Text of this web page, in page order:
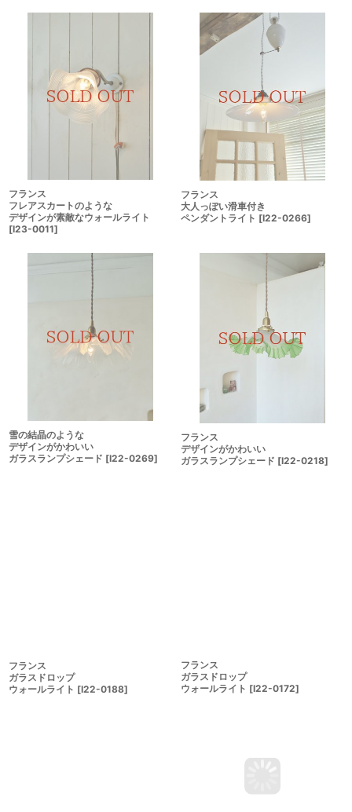
フランス
フレアスカートのような
デザインが素敵なウォールライト
[I23-0011]
フランス
大人っぽい滑車付き
ペンダントライト [I22-0266]
雪の結晶のような
デザインがかわいい
ガラスランプシェード [I22-0269]
フランス
デザインがかわいい
ガラスランプシェード [I22-0218]
フランス
ガラスドロップ
ウォールライト [I22-0188]
フランス
ガラスドロップ
ウォールライト [I22-0172]